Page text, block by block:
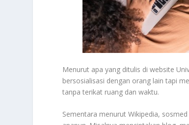
Menurut apa yang ditulis di website
bersosialisasi dengan orang lain tapi
tanpa terikat ruang dan waktu.
Sementara menurut Wikipedia,